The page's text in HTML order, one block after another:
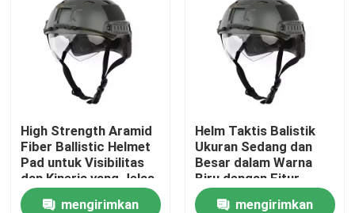
Tur Pabrik
Kontrol Kualitas
Berita
Minta Kutipan
High Strength Aramid
Fiber Ballistic Helmet
Pad untuk Visibilitas
dan Kinerja yang Jelas
mengirimkan
Helm Taktis Balistik
Ukuran Sedang dan
Besar dalam Warna
Biru dengan Fitur
Tahan Air
mengirimkan